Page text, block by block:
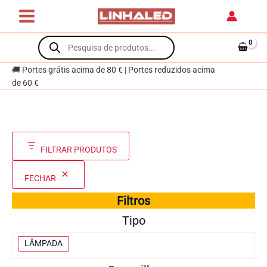
content
Products
search
🚚 Portes grátis acima de 80 € | Portes reduzidos acima
de 60 €
FILTRAR PRODUTOS
FECHAR
Filtros
Tipo
i
LÂMPADA